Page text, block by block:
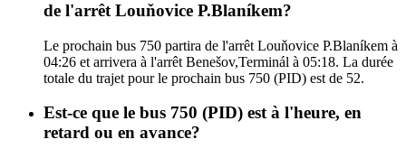
de l'arrêt Louňovice P.Blaníkem?
Le prochain bus 750 partira de l'arrêt Louňovice P.Blaníkem à
04:26 et arrivera à l'arrêt Benešov,Terminál à 05:18. La durée
totale du trajet pour le prochain bus 750 (PID) est de 52.
Est-ce que le bus 750 (PID) est à l'heure, en
retard ou en avance?